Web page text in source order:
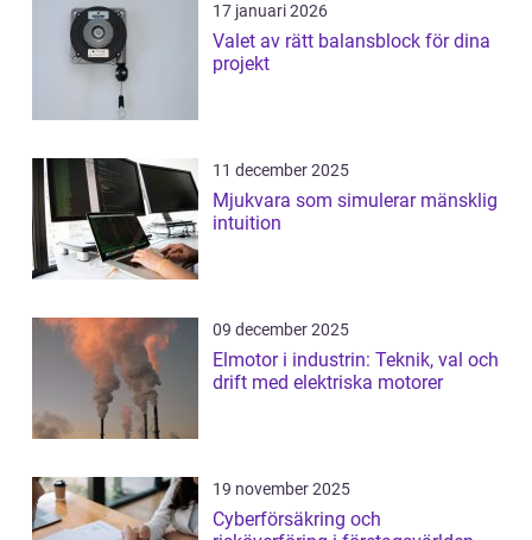
17 januari 2026
Valet av rätt balansblock för dina
projekt
11 december 2025
Mjukvara som simulerar mänsklig
intuition
09 december 2025
Elmotor i industrin: Teknik, val och
drift med elektriska motorer
19 november 2025
Cyberförsäkring och